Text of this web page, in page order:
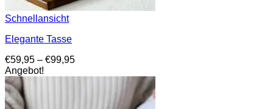
Schnellansicht
Elegante Tasse
€59,95 – €99,95Preisspanne:
Angebot!